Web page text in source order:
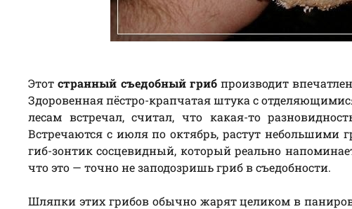
Этотстранный съедобный грибпроизводит
Здоровенная пёстро-крапчатая штука с
лесам встречал, считал, что какая-то
Встречаются с июля по октябрь, растут небольшими
гиб-зонтик сосцевидный, который реально
что это — точно не заподозришь гриб в съедобности.
Шляпки этих грибов обычно жарят целиком в